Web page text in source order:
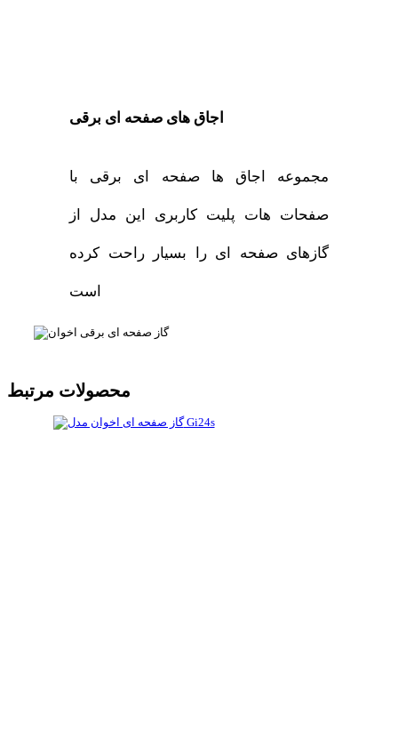
اجاق های صفحه ای برقی
مجموعه اجاق ها صفحه ای برقی با
صفحات هات پلیت کاربری این مدل از
گازهای صفحه ای را بسیار راحت کرده
است
محصولات مرتبط